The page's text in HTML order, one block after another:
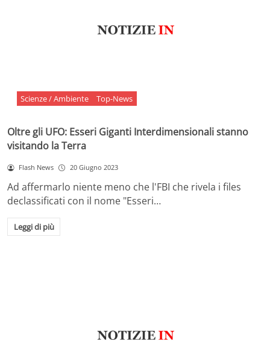
Scienze / Ambiente Top-News
Oltre gli UFO: Esseri Giganti Interdimensionali stanno
visitando la Terra
Flash News 20 Giugno 2023
Ad affermarlo niente meno che l'FBI che rivela i files
declassificati con il nome "Esseri…
Leggi di più